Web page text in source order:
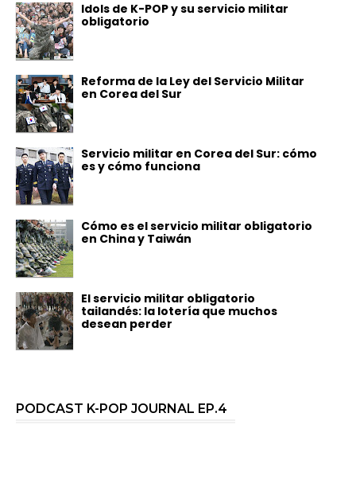
Idols de K-POP y su servicio militar
obligatorio
Reforma de la Ley del Servicio Militar
en Corea del Sur
Servicio militar en Corea del Sur: cómo
es y cómo funciona
Cómo es el servicio militar obligatorio
en China y Taiwán
El servicio militar obligatorio
tailandés: la lotería que muchos
desean perder
PODCAST K-POP JOURNAL EP.4